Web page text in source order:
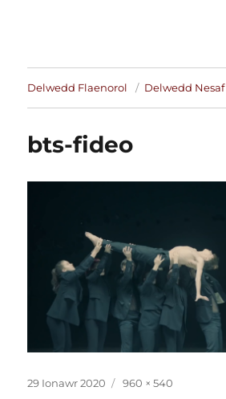
Delwedd Flaenorol Delwedd Nesaf
bts-fideo
Cofnodwyd
29 Ionawr 2020
Maint
960 × 540